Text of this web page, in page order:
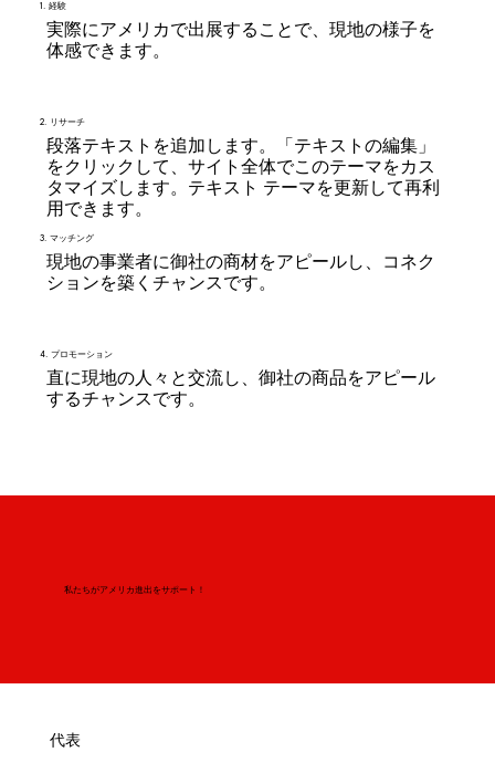
実際にアメリカで出展することで、現地の様子を
体感できます。
1. 経験
段落テキストを追加します。「テキストの編集」
をクリックして、サイト全体でこのテーマをカス
タマイズします。テキスト テーマを更新して再利
用できます。
2. リサーチ
現地の事業者に御社の商材をアピールし、コネク
ションを築くチャンスです。
3. マッチング
​直に現地の人々と交流し、御社の商品をアピール
するチャンスです。
4. プロモーション
私たちがアメリカ進出をサポート！
​代表